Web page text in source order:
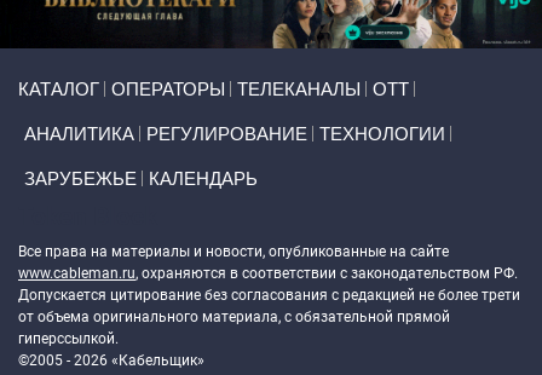
КАТАЛОГ ОПЕРАТОРЫ ТЕЛЕКАНАЛЫ ОТТ
АНАЛИТИКА РЕГУЛИРОВАНИЕ ТЕХНОЛОГИИ
ЗАРУБЕЖЬЕ КАЛЕНДАРЬ
Все права на материалы и новости, опубликованные на сайте
www.cableman.ru, охраняются в соответствии с законодательством РФ.
Допускается цитирование без согласования с редакцией не более трети
от объема оригинального материала, с обязательной прямой
гиперссылкой.
©2005 - 2026 «Кабельщик»